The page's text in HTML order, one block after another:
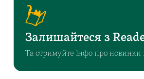
Залишайтеся з
Та отримуйте інфо про новинки